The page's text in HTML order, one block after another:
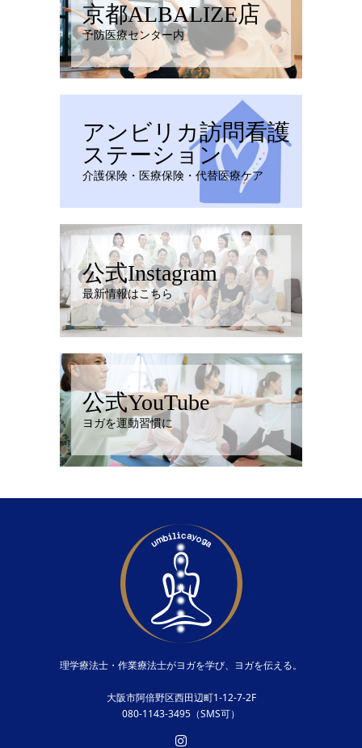
京都ALBALIZE店
予防医療センター内
アンビリカ訪問看護
ステーション
介護保険・医療保険・代替医療ケア
公式Instagram
最新情報はこちら
公式YouTube
ヨガを運動習慣に
理学療法士・作業療法士がヨガを学び、ヨガを伝える。
大阪市阿倍野区西田辺町1-12-7-2F
080-1143-3495（SMS可）